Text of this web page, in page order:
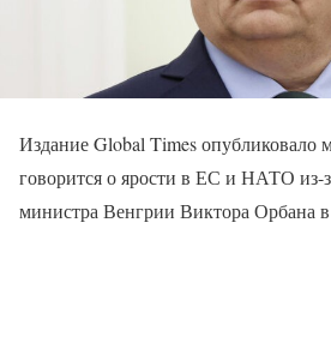
Издание Global Times опубликовало
говорится о ярости в ЕС и НАТО из-
министра Венгрии Виктора Орбана